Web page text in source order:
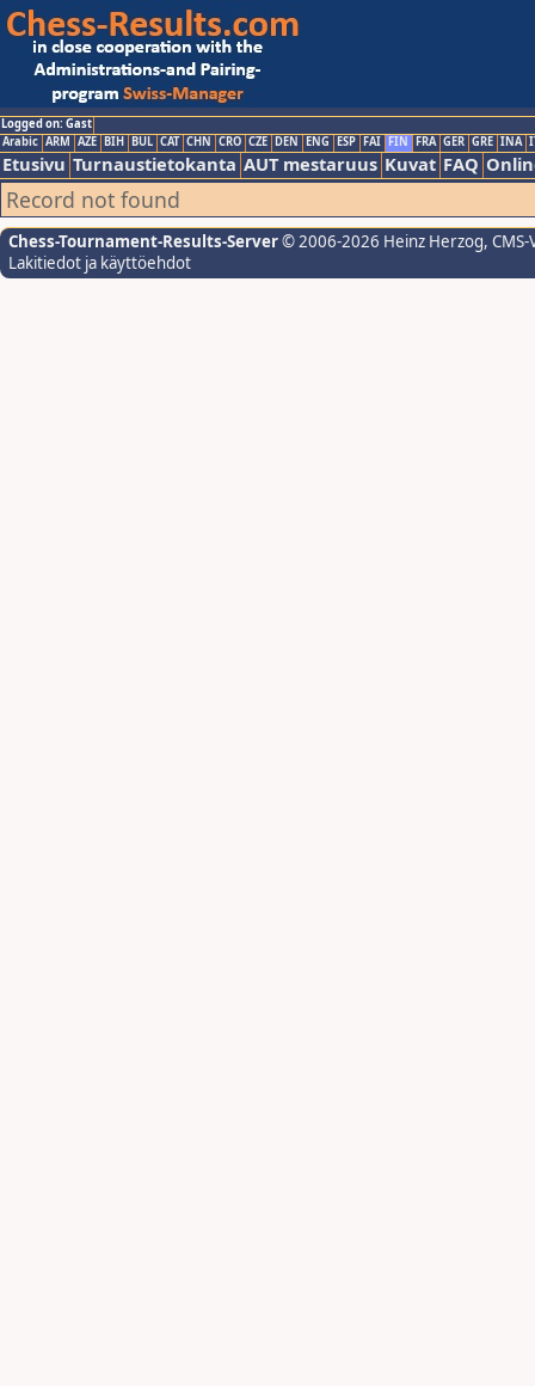
Logged on: Gast
Arabic ARM AZE BIH BUL CAT CHN CRO CZE DEN ENG ESP FAI FIN FRA GER GRE INA
Etusivu Turnaustietokanta AUT mestaruus Kuvat FAQ
Record not found
Chess-Tournament-Results-Server© 2006-2026 Heinz Herzog,
Lakitiedot ja käyttöehdot